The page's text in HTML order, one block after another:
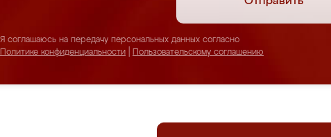
Я соглашаюсь на передачу персональных данных согласно
Политике конфиденциальности
Пользовательскому соглашению